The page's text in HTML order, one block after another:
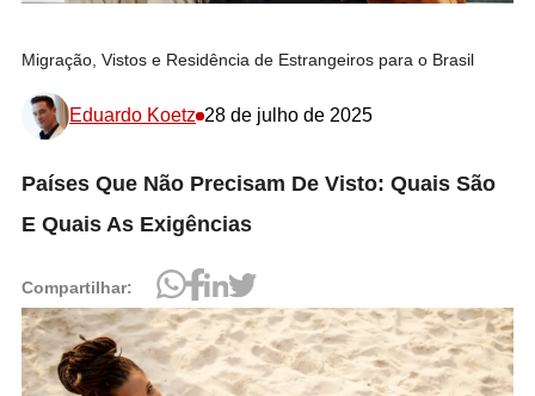
Migração, Vistos e Residência de Estrangeiros para o Brasil
Eduardo Koetz 28 de julho de 2025
Países Que Não Precisam De Visto: Quais São
E Quais As Exigências
Compartilhar: